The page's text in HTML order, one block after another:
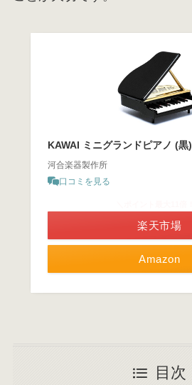
KAWAI ミニグランドピアノ (黒)
河合楽器製作所
口コミを見る
Amazon
楽天市場
目次